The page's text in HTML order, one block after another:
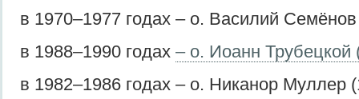
в 1970–1977 годах – о. Василий
в 1988–1990 годах – о. Иоанн Трубецкой
в 1982–1986 годах – о. Никанор Муллер